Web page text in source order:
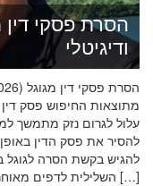
הסרת פסקי דין
ודיגיטלי
מתוצאות החיפוש פסק
עלול לגרום נזק מתמשך
להסיר את פסק הדין
להגיש בקשת הסרה לגוגל
השלילית לדפים מאוחרים יותר […]